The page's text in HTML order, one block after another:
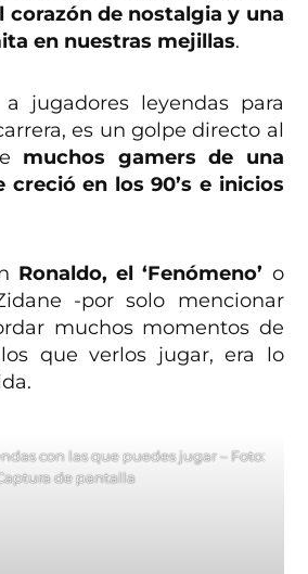
corazón de nostalgia y una
en nuestras mejillas.
jugadores leyendas para
es un golpe directo al
muchos gamers de una
creció en los 90’s e inicios
Ronaldo, el ‘Fenómeno’ o
-por solo mencionar
muchos momentos de
que verlos jugar, era lo
con las que puedes jugar – Foto:
de pantalla